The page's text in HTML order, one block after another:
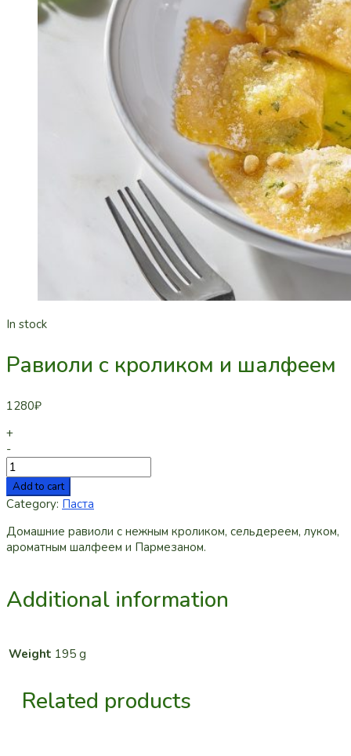
In stock
Равиоли с кроликом и шалфеем
1280₽
+
-
Add to cart
Category: Паста
Домашние равиоли с нежным кроликом, сельдереем, луком,
ароматным шалфеем и Пармезаном.
Additional information
Weight 195 g
Related products